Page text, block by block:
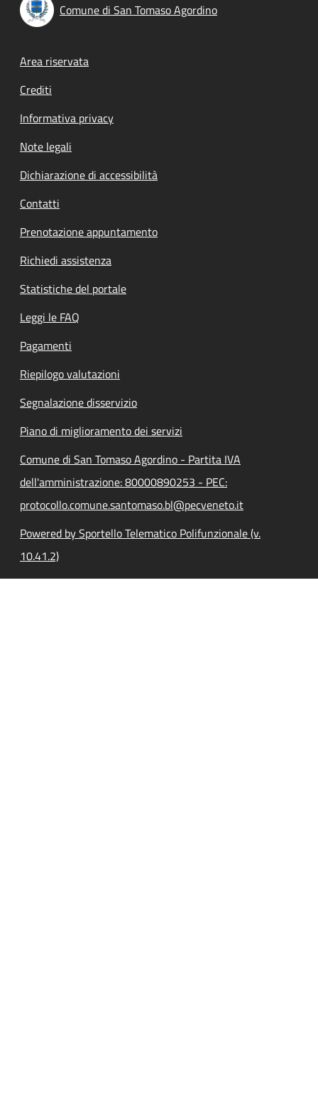
Comune di San Tomaso Agordino
Footer menu
Area riservata
Crediti
Informativa privacy
Note legali
Dichiarazione di accessibilità
Contatti
Prenotazione appuntamento
Richiedi assistenza
Statistiche del portale
Leggi le FAQ
Pagamenti
Riepilogo valutazioni
Segnalazione disservizio
Piano di miglioramento dei servizi
Comune di San Tomaso Agordino - Partita IVA
dell'amministrazione: 80000890253 - PEC:
protocollo.comune.santomaso.bl@pecveneto.it
Powered by Sportello Telematico Polifunzionale (v.
10.41.2)